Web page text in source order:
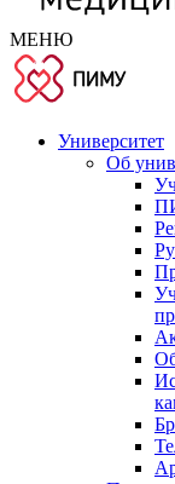
МЕНЮ
Университет
Об